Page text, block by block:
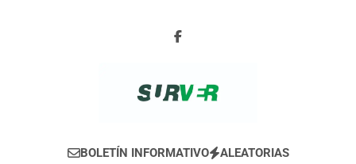
SURVER
BOLETÍN INFORMATIVO ALEATORIAS